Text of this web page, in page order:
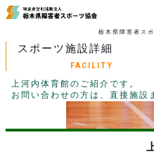
栃木県障害者ス
スポーツ施設詳細
FACILITY
上河内体育館のご紹介です。
お問い合わせの方は、直接施設